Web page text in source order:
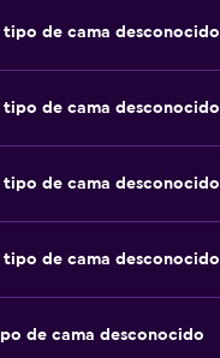
tipo de cama desconocido
tipo de cama desconocido
tipo de cama desconocido
tipo de cama desconocido
de cama desconocido